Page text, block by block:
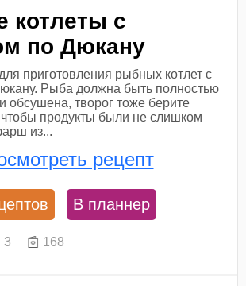
котлеты с
по Дюкану
приготовления рыбных котлет с
Рыба должна быть полностью
обсушена, творог тоже берите
продукты были не слишком
из...
рецепт
В планнер
3 168